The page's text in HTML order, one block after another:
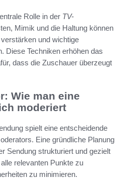
Rolle in der TV-
Mimik und die Haltung können
und wichtige
Diese Techniken erhöhen das
dass die Zuschauer überzeugt
Wie man eine
moderiert
spielt eine entscheidende
Eine gründliche Planung
Sendung strukturiert und gezielt
relevanten Punkte zu
zu minimieren.